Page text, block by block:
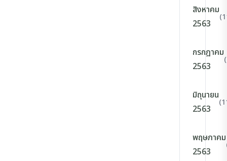
สิงหาคม
2563
กรกฎาคม
2563
มิถุนายน
2563
พฤษภาคม
2563